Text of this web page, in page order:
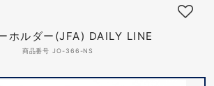
ホルダー(JFA) DAILY LINE
商品番号 JO-366-NS